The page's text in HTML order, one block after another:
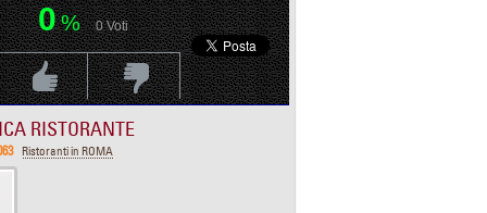
0% 0Voti
Voti PositivoVoti Negativo
RISTORANTE
Ristoranti in ROMA